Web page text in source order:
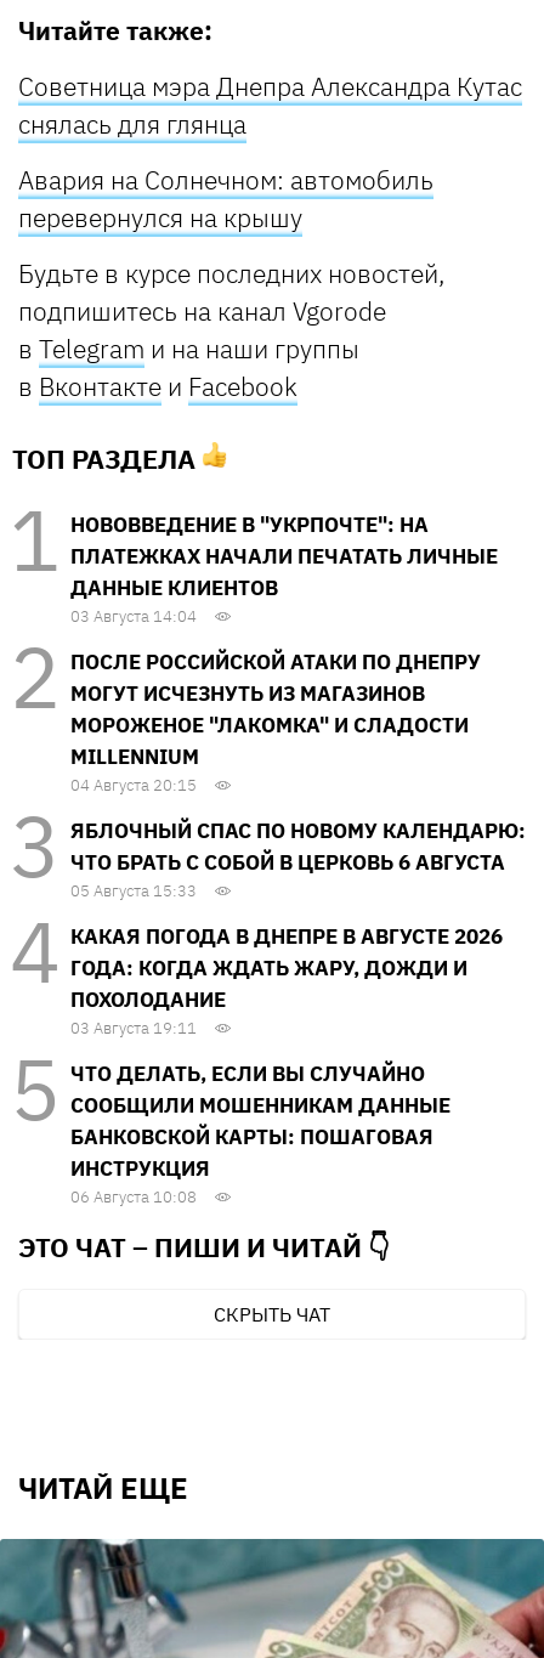
Читайте также:
Советница мэра Днепра Александра Кутас
снялась для глянца
Авария на Солнечном: автомобиль
перевернулся на крышу
Будьте в курсе последних новостей,
подпишитесь на канал Vgorode
в Telegram и на наши группы
в Вконтакте и Facebook
ТОП РАЗДЕЛА
НОВОВВЕДЕНИЕ В "УКРПОЧТЕ": НА
ПЛАТЕЖКАХ НАЧАЛИ ПЕЧАТАТЬ ЛИЧНЫЕ
ДАННЫЕ КЛИЕНТОВ
03 Августа 14:04
ПОСЛЕ РОССИЙСКОЙ АТАКИ ПО ДНЕПРУ
МОГУТ ИСЧЕЗНУТЬ ИЗ МАГАЗИНОВ
МОРОЖЕНОЕ "ЛАКОМКА" И СЛАДОСТИ
MILLENNIUM
04 Августа 20:15
ЯБЛОЧНЫЙ СПАС ПО НОВОМУ КАЛЕНДАРЮ:
ЧТО БРАТЬ С СОБОЙ В ЦЕРКОВЬ 6 АВГУСТА
05 Августа 15:33
КАКАЯ ПОГОДА В ДНЕПРЕ В АВГУСТЕ 2026
ГОДА: КОГДА ЖДАТЬ ЖАРУ, ДОЖДИ И
ПОХОЛОДАНИЕ
03 Августа 19:11
ЧТО ДЕЛАТЬ, ЕСЛИ ВЫ СЛУЧАЙНО
СООБЩИЛИ МОШЕННИКАМ ДАННЫЕ
БАНКОВСКОЙ КАРТЫ: ПОШАГОВАЯ
ИНСТРУКЦИЯ
06 Августа 10:08
ЭТО ЧАТ – ПИШИ И ЧИТАЙ 👇
СКРЫТЬ ЧАТ
ЧИТАЙ ЕЩЕ